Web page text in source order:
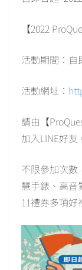
【2022
活動期間：自
活動網址：
請由【
加入LINE好友
不限參加次數
慧手錶、高音
11禮券多項好